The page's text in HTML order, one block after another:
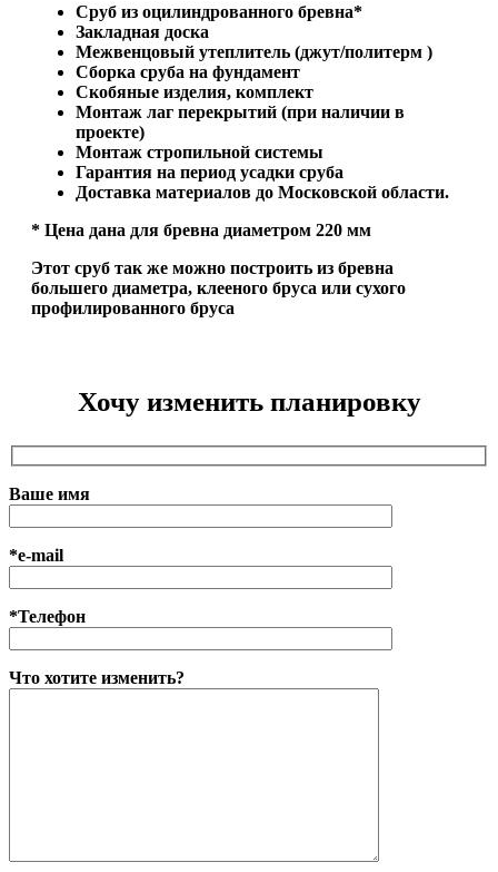
Сруб из оцилиндрованного бревна*
Закладная доска
Межвенцовый утеплитель (джут/политерм )
Сборка сруба на фундамент
Скобяные изделия, комплект
Монтаж лаг перекрытий (при наличии в
проекте)
Монтаж стропильной системы
Гарантия на период усадки сруба
Доставка материалов до Московской области.
* Цена дана для бревна диаметром 220 мм
Этот сруб так же можно построить из бревна
большего диаметра, клееного бруса или сухого
профилированного бруса
Хочу изменить планировку
Ваше имя
*e-mail
*Телефон
Что хотите изменить?